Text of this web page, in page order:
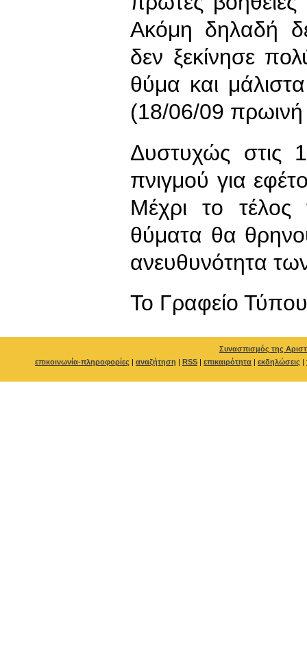
Ακόμη δηλαδή
δεν ξεκίνησε
θύμα και
(18/06/09
Δυστυχώς στις
πνιγμού για
Μέχρι το τέλος
θύματα θα
ανευθυνότητα
To Γραφείο Τύπου
Συνασπισμός της
επικοινωνία-πληροφορίες | αναζήτηση | RSS | επικαιρότητα | εκδηλώσεις |